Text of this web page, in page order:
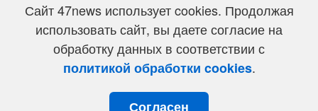
Сайт 47news использует cookies. Продолжая
использовать сайт, вы даете согласие на
обработку данных в соответствии с
политикой обработки cookies.
Согласен
47 новостей (47 news)2005 — 2026 г.
Свидетельство о регистрации СМИ Эл № ФС 77-39848, выдано
Федеральной службой по надзору в сфере связи,
информационных технологий и массовых коммуникаций